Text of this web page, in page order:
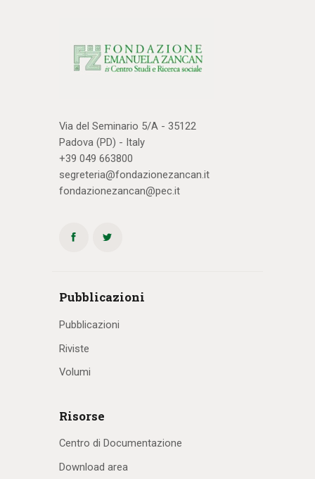
Via del Seminario 5/A - 35122
Padova (PD) - Italy
+39 049 663800
segreteria@fondazionezancan.it
fondazionezancan@pec.it
Pubblicazioni
Pubblicazioni
Riviste
Volumi
Risorse
Centro di Documentazione
Download area